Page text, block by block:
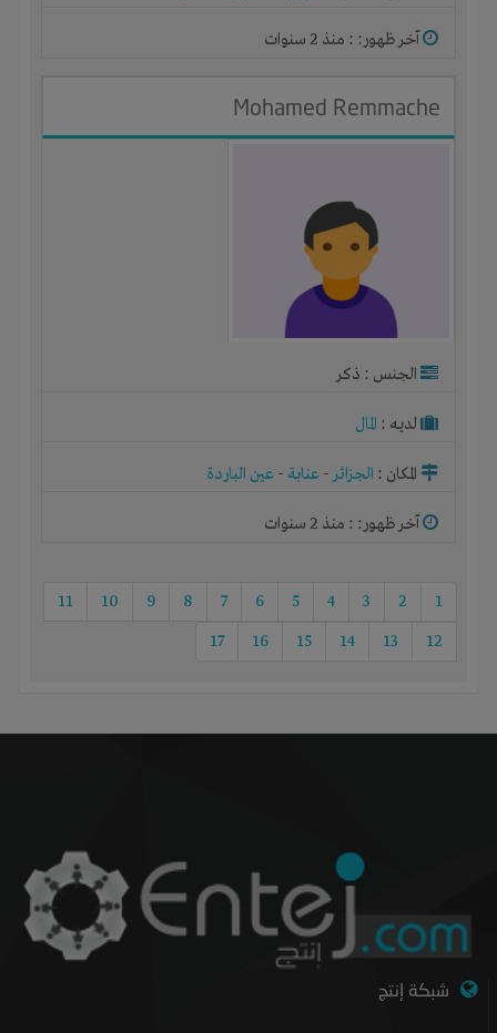
آخر ظهور: : منذ 2 سنوات
Mohamed Remmache
الجنس : ذكر
لديـه : المال
المكان : الجزائر- عنابة - عين الباردة
آخر ظهور: : منذ 2 سنوات
1
2
3
4
5
6
7
8
9
10
11
12
13
14
15
16
17
شبكة إنتج